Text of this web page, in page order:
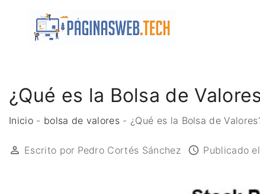
¿Qué es la Bolsa de
Inicio- bolsa de valores - ¿Qué es la Bolsa de
Escrito por Pedro Cortés Sánchez Publicado el